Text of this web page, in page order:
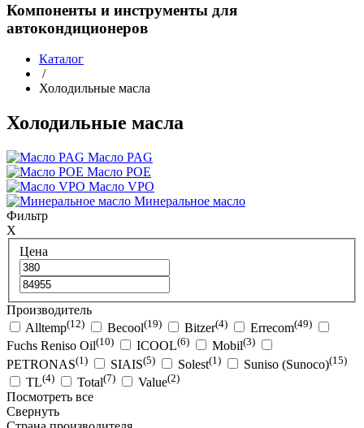
Компоненты и инструменты для
автокондиционеров
Каталог
/
Холодильные масла
Холодильные масла
Масло PAG
Масло POE
Масло VPO
Минеральное масло
Фильтр
X
Цена
Производитель
Alltemp(12) Becool(19) Bitzer(4) Errecom(49)
Fuchs Reniso Oil(10) ICOOL(6) Mobil(3)
PETRONAS(1) SIAIS(5) Solest(1) Suniso (Sunoco)(15)
TL(4) Total(7) Value(2)
Посмотреть все
Свернуть